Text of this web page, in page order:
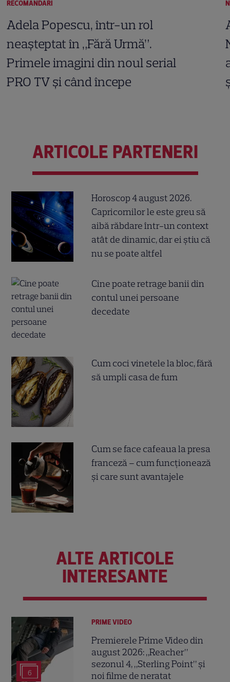
RECOMANDĂRI
Adela Popescu, într-un rol
neașteptat în „Fără Urmă”.
Primele imagini din noul serial
PRO TV și când începe
ARTICOLE PARTENERI
Horoscop 4 august 2026.
Capricornilor le este greu să
aibă răbdare într-un context
atât de dinamic, dar ei știu că
nu se poate altfel
Cine poate retrage banii din
contul unei persoane
decedate
Cum coci vinetele la bloc, fără
să umpli casa de fum
Cum se face cafeaua la presa
franceză – cum funcționează
și care sunt avantajele
ALTE ARTICOLE
INTERESANTE
6
PRIME VIDEO
Premierele Prime Video din
august 2026: „Reacher”
sezonul 4, „Sterling Point” și
noi filme de neratat